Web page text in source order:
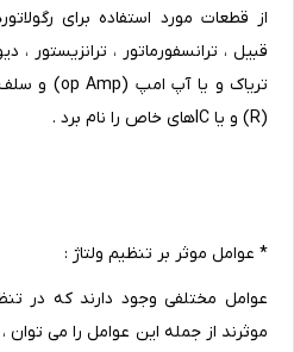
از قطعات مورد استفاده برای
قبیل ، ترانسفورماتور ، ترانزیستور ،
(R) و یا ICهای خاص را نام برد .
* عوامل موثر بر تنظیم ولتاژ :
عوامل مختلفی وجود دارند که در
موثرند از جمله این عوامل را می توان